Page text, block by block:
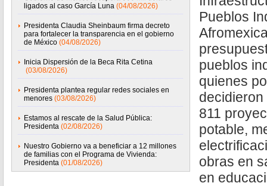
ligados al caso García Luna (04/08/2026)
Presidenta Claudia Sheinbaum firma decreto
para fortalecer la transparencia en el gobierno
de México (04/08/2026)
Inicia Dispersión de la Beca Rita Cetina
(03/08/2026)
Presidenta plantea regular redes sociales en
menores (03/08/2026)
Estamos al rescate de la Salud Pública:
Presidenta (02/08/2026)
Nuestro Gobierno va a beneficiar a 12 millones
de familias con el Programa de Vivienda:
Presidenta (01/08/2026)
Pueblos
pueblos
quienes
811
potable,
obras en
en